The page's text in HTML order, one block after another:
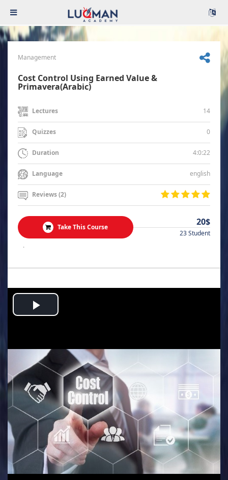
Management
Cost Control Using Earned Value &
Primavera(Arabic)
Lectures 14
Quizzes 0
Duration 4:0:22
Language english
Reviews (2)
Take This Course 20$
23 Student
.
Play